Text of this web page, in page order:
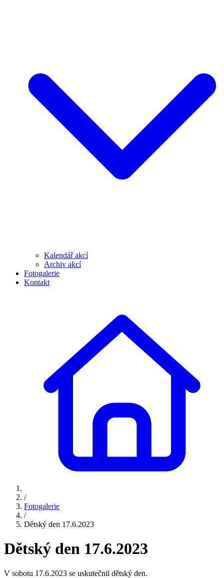
Kalendář akcí
Archiv akcí
Fotogalerie
Kontakt
/
Fotogalerie
/
Dětský den 17.6.2023
Dětský den 17.6.2023
V sobotu 17.6.2023 se uskutečnil dětský den.